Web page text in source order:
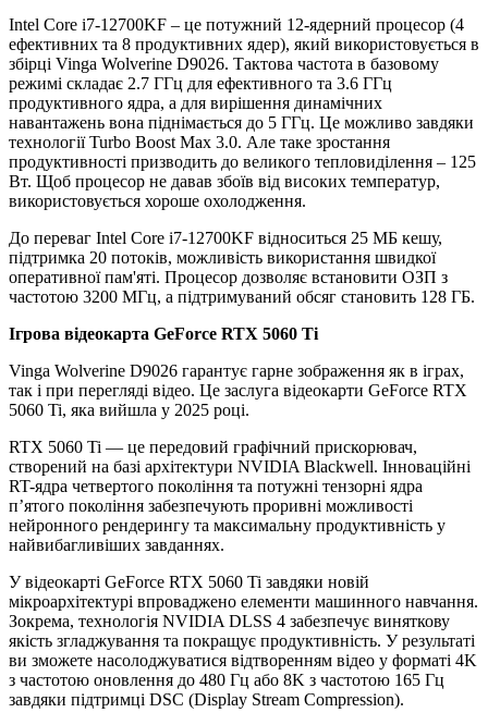
Intel Core i7-12700KF – це потужний 12-ядерний процесор (4
ефективних та 8 продуктивних ядер), який використовується в
збірці Vinga Wolverine D9026. Тактова частота в базовому
режимі складає 2.7 ГГц для ефективного та 3.6 ГГц
продуктивного ядра, а для вирішення динамічних
навантажень вона піднімається до 5 ГГц. Це можливо завдяки
технології Turbo Boost Max 3.0. Але таке зростання
продуктивності призводить до великого тепловиділення – 125
Вт. Щоб процесор не давав збоїв від високих температур,
використовується хороше охолодження.
До переваг Intel Core i7-12700KF відноситься 25 МБ кешу,
підтримка 20 потоків, можливість використання швидкої
оперативної пам'яті. Процесор дозволяє встановити ОЗП з
частотою 3200 МГц, а підтримуваний обсяг становить 128 ГБ.
Ігрова відеокарта GeForce RTX 5060 Ti
Vinga Wolverine D9026 гарантує гарне зображення як в іграх,
так і при перегляді відео. Це заслуга відеокарти GeForce RTX
5060 Ti, яка вийшла у 2025 році.
RTX 5060 Ti — це передовий графічний прискорювач,
створений на базі архітектури NVIDIA Blackwell. Інноваційні
RT-ядра четвертого покоління та потужні тензорні ядра
п’ятого покоління забезпечують проривні можливості
нейронного рендерингу та максимальну продуктивність у
найвибагливіших завданнях.
У відеокарті GeForce RTX 5060 Ti завдяки новій
мікроархітектурі впроваджено елементи машинного навчання.
Зокрема, технологія NVIDIA DLSS 4 забезпечує виняткову
якість згладжування та покращує продуктивність. У результаті
ви зможете насолоджуватися відтворенням відео у форматі 4K
з частотою оновлення до 480 Гц або 8K з частотою 165 Гц
завдяки підтримці DSC (Display Stream Compression).